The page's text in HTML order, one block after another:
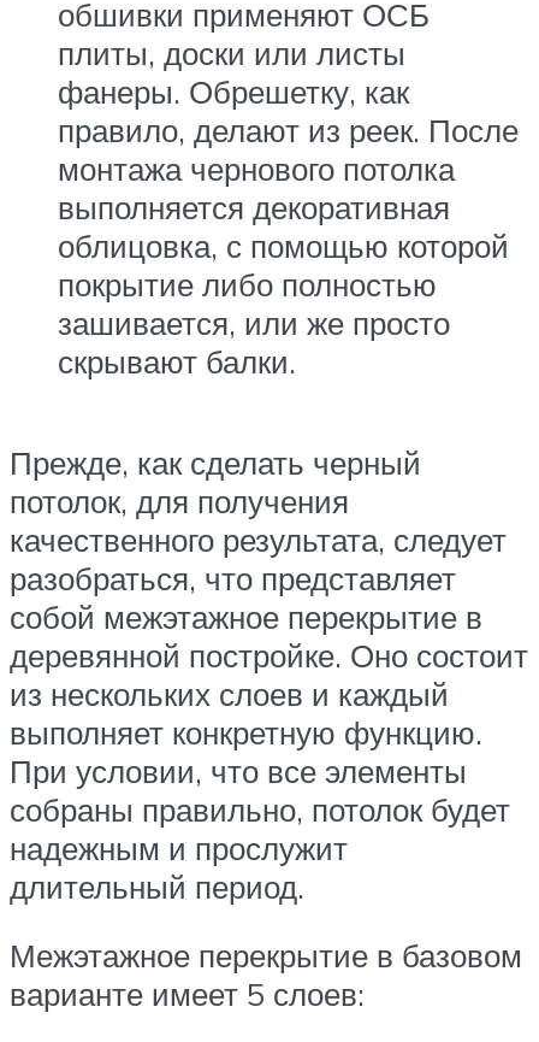
обшивки применяют ОСБ
плиты, доски или листы
фанеры. Обрешетку, как
правило, делают из реек. После
монтажа чернового потолка
выполняется декоративная
облицовка, с помощью которой
покрытие либо полностью
зашивается, или же просто
скрывают балки.
Прежде, как сделать черный
потолок, для получения
качественного результата, следует
разобраться, что представляет
собой межэтажное перекрытие в
деревянной постройке. Оно состоит
из нескольких слоев и каждый
выполняет конкретную функцию.
При условии, что все элементы
собраны правильно, потолок будет
надежным и прослужит
длительный период.
Межэтажное перекрытие в базовом
варианте имеет 5 слоев: